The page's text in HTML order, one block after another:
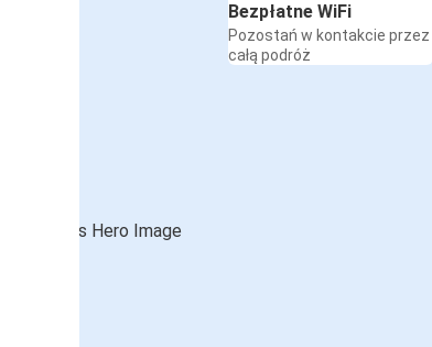
Bezpłatne WiFi
Pozostań w kontakcie przez
całą podróż